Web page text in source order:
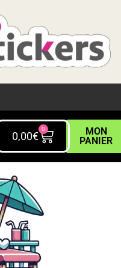
0,00€
0
MON
PANIER